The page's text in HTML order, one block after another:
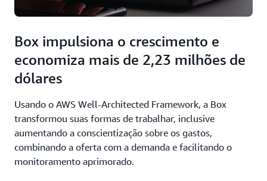
Box impulsiona o crescimento e
economiza mais de 2,23 milhões de
dólares
Usando o AWS Well-Architected Framework, a Box
transformou suas formas de trabalhar, inclusive
aumentando a conscientização sobre os gastos,
combinando a oferta com a demanda e facilitando o
monitoramento aprimorado.